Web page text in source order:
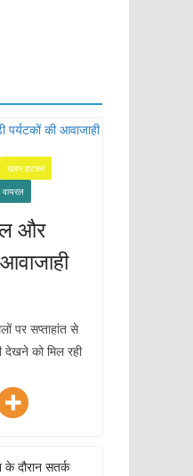
खबर हटकर
वायरल
और
पर सप्ताहांत से
देखने को मिल रही
के दौरान सतर्क